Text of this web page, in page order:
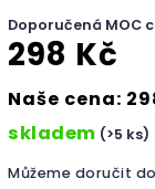
Doporučená MOC
298 Kč
Naše cena:
skladem (>5 ks)
Můžeme doručit